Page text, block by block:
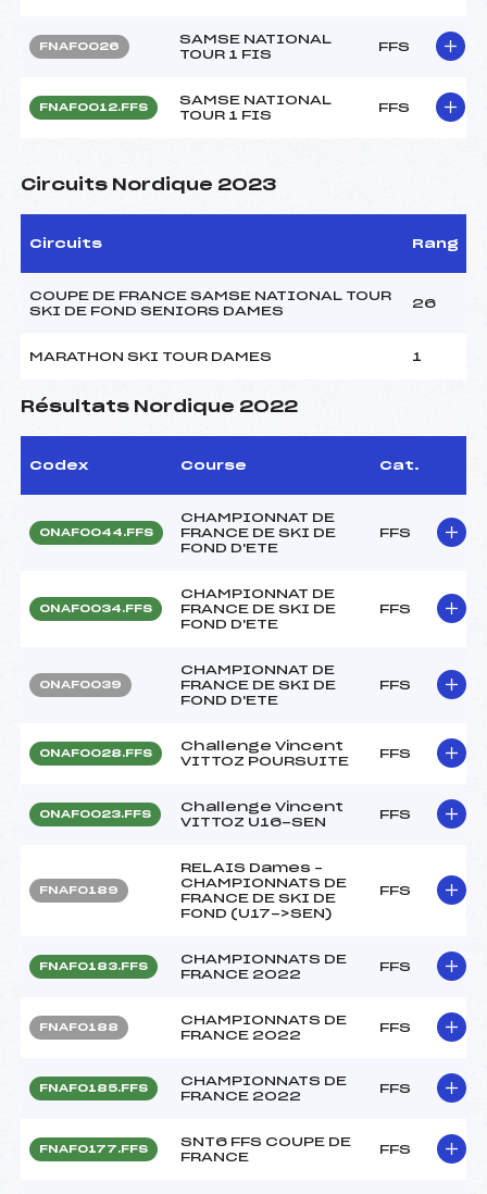
FNAF0026
SAMSE NATIONAL
TOUR 1 FIS
FFS
FNAF0012.FFS
SAMSE NATIONAL
TOUR 1 FIS
FFS
Circuits Nordique 2023
Circuits Rang
COUPE DE FRANCE SAMSE NATIONAL TOUR
SKI DE FOND SENIORS DAMES
26
MARATHON SKI TOUR DAMES 1
Résultats Nordique 2022
Codex Course Cat.
ONAF0044.FFS
CHAMPIONNAT DE
FRANCE DE SKI DE
FOND D'ETE
FFS
ONAF0034.FFS
CHAMPIONNAT DE
FRANCE DE SKI DE
FOND D'ETE
FFS
ONAF0039
CHAMPIONNAT DE
FRANCE DE SKI DE
FOND D'ETE
FFS
ONAF0028.FFS
Challenge Vincent
VITTOZ POURSUITE
FFS
ONAF0023.FFS
Challenge Vincent
VITTOZ U16-SEN
FFS
FNAF0189
RELAIS Dames –
CHAMPIONNATS DE
FRANCE DE SKI DE
FOND (U17->SEN)
FFS
FNAF0183.FFS
CHAMPIONNATS DE
FRANCE 2022
FFS
FNAF0188
CHAMPIONNATS DE
FRANCE 2022
FFS
FNAF0185.FFS
CHAMPIONNATS DE
FRANCE 2022
FFS
FNAF0177.FFS
SNT6 FFS COUPE DE
FRANCE
FFS